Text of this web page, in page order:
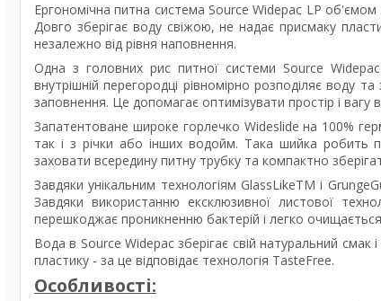
Ергономічна питна система Source Widepac LP об'ємом
Довго зберігає воду свіжою, не надає присмаку
незалежно від рівня наповнення.
Одна з головних рис питної системи Source
внутрішній перегородці рівномірно розподіляє воду
заповнення. Це допомагає оптимізувати простір і вагу
Запатентоване широке горлечко Wideslide на 100%
так і з річки або інших водойм. Така шийка робить
заховати всередину питну трубку та компактно
Завдяки унікальним технологіям GlassLikeTM і
Завдяки використанню ексклюзивної листової
перешкоджає проникненню бактерій і легко
Вода в Source Widepac зберігає свій натуральний смак
пластику - за це відповідає технологія TasteFree.
Особливості: